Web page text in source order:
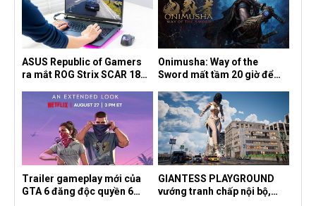
ASUS Republic of Gamers
ra mắt ROG Strix SCAR 18
Onimusha: Way of the
Sword mất tầm 20 giờ để
dành cho newbie và lão làng
Trailer gameplay mới của
GTA 6 đăng độc quyền 6
GIANTESS PLAYGROUND
vướng tranh chấp nội bộ,